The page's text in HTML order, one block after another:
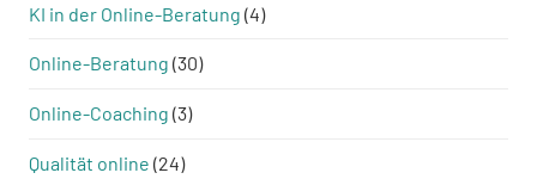
KI in der Online-Beratung (4)
Online-Beratung (30)
Online-Coaching (3)
Qualität online (24)